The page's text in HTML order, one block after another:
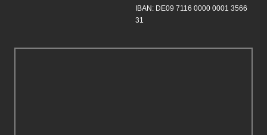
IBAN: DE09 7116 0000 0001 3566
31